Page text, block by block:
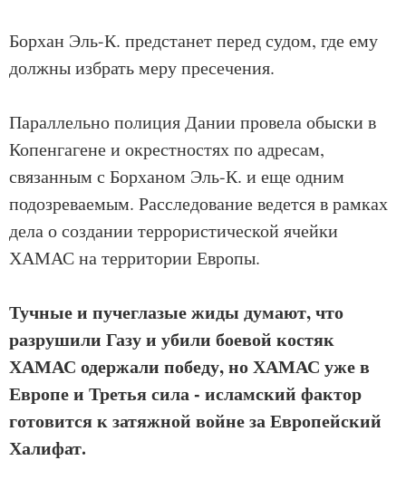
Борхан Эль-К. предстанет перед судом, где ему
должны избрать меру пресечения.
Параллельно полиция Дании провела обыски в
Копенгагене и окрестностях по адресам,
связанным с Борханом Эль-К. и еще одним
подозреваемым. Расследование ведется в рамках
дела о создании террористической ячейки
ХАМАС на территории Европы.
Тучные и пучеглазые жиды думают, что
разрушили Газу и убили боевой костяк
ХАМАС одержали победу, но ХАМАС уже в
Европе и Третья сила - исламский фактор
готовится к затяжной войне за Европейский
Халифат.